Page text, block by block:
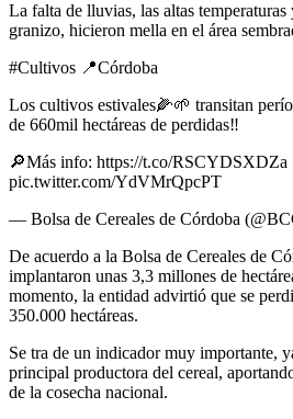
La falta de lluvias, las altas temperaturas
granizo, hicieron mella en el área
#Cultivos 📍Córdoba
Los cultivos estivales🌽🌱 transitan
de 660mil hectáreas de perdidas‼️
🔎Más info: https://t.co/RSCYDSXDZa
pic.twitter.com/YdVMrQpcPT
— Bolsa de Cereales de Córdoba
De acuerdo a la Bolsa de Cereales de
implantaron unas 3,3 millones de
momento, la entidad advirtió que se
350.000 hectáreas.
Se tra de un indicador muy importante,
principal productora del cereal,
de la cosecha nacional.